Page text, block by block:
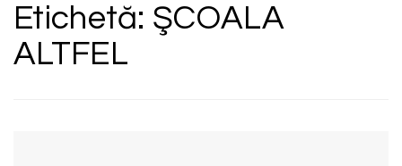
Etichetă: ŞCOALA
ALTFEL